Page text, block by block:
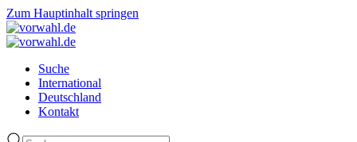
Zum Hauptinhalt springen
Suche
International
Deutschland
Kontakt